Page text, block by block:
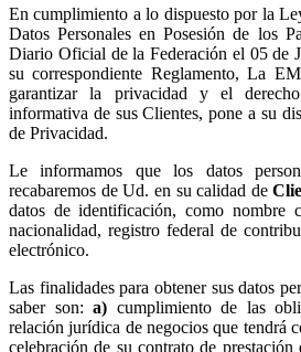
En cumplimiento a lo dispuesto por la
Datos Personales en Posesión de los
Diario Oficial de la Federación el 05 de
su correspondiente Reglamento, La
garantizar la privacidad y el
informativa de sus Clientes, pone a su
de Privacidad.
Le informamos que los datos
recabaremos de Ud. en su calidad de
datos de identificación, como nombre
nacionalidad, registro federal de
electrónico.
Las finalidades para obtener sus datos
saber son:a) cumplimiento de las
relación jurídica de negocios que tendrá
celebración de su contrato de